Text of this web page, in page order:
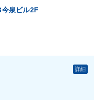
泉ビル2F
詳細